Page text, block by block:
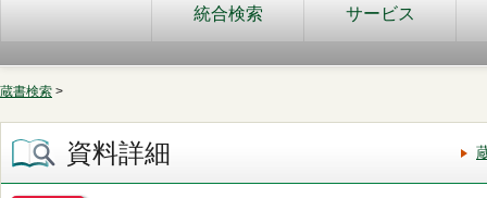
統合検索
サービス
蔵書検索 >
資料詳細